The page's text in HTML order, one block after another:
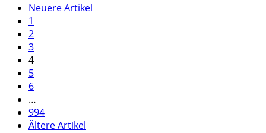
Seitennummerierung
der
Beiträge
Neuere Artikel
1
2
3
4
5
6
…
994
Ältere Artikel